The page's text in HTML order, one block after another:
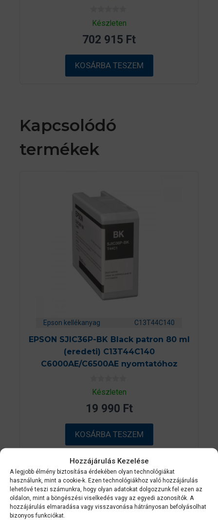
Hozzájárulás Kezelése
A legjobb élmény biztosítása érdekében olyan technológiákat
használunk, mint a cookie-k. Ezen technológiákhoz való hozzájárulás
lehetővé teszi számunkra, hogy olyan adatokat dolgozzunk fel ezen az
oldalon, mint a böngészési viselkedés vagy az egyedi azonosítók. A
hozzájárulás elmaradása vagy visszavonása hátrányosan befolyásolhat
bizonyos funkciókat.
0
a
5
b
ő
l
Készleten
702 915 Ft
KOSÁRBA TESZEM
Kapcsolódó
termékek
Epson kellékanyag C13T44C140
EPSON SJIC36P-BK Black patron 80 ml
(eredeti) C13T44C140
C6000AE/C6500AE nyomtatóhoz
0
a
5
b
ő
l
Készleten
19 990 Ft
KOSÁRBA TESZEM